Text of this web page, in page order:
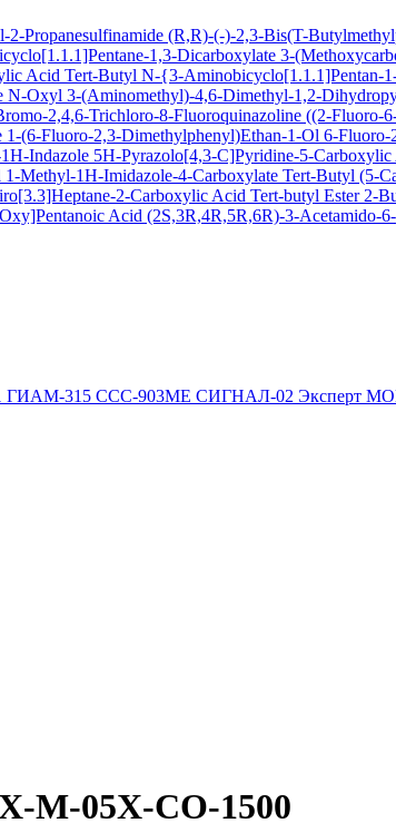
2-Propanesulfinamide (R,R)-(-)-2,3-Bis(T-
1,3-Dicarboxylate 3-
Acid Tert-Butyl N-{3-Aminobicyclo[1.1.1]Pentan-
N-Oxyl 3-(Aminomethyl)-4,6-Dimethyl-1,2-
2,4,6-Trichloro-8-Fluoroquinazoline ((2-Fluoro-
1-(6-Fluoro-2,3-Dimethylphenyl)Ethan-1-Ol 6-Fluoro-
Indazole 5H-Pyrazolo[4,3-C]Pyridine-5-
1-Methyl-1H-Imidazole-4-Carboxylate Tert-Butyl (5-
2-Carboxylic Acid Tert-butyl Ester 2-
Acid (2S,3R,4R,5R,6R)-3-Acetamido-
ГИАМ-315 ССС-903МЕ СИГНАЛ-02 Эксперт
М-05Х-CO-1500